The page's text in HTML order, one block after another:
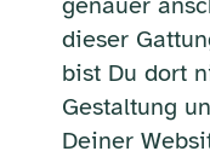
dieser
bist Du dort
Gestaltung
Deiner